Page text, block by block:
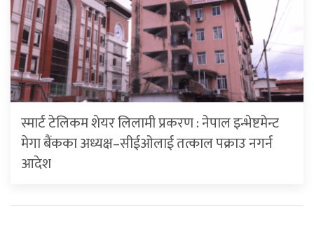
स्मार्ट टेलिकम शेयर लिलामी प्रकरण : नेपाल इन्भेष्टमेन्ट
मेगा बैंकका अध्यक्ष–सीईओलाई तत्काल पक्राउ नगर्न
आदेश